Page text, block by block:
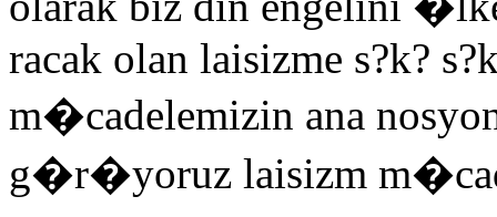
racak olan laisizme s?k?
m�cadelemizin ana
g�r�yoruz laisizm